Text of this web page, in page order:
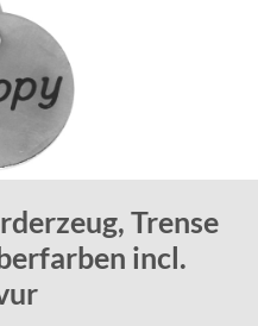
Trense
incl.